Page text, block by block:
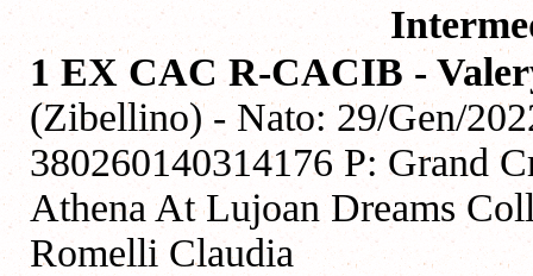
1 EX CAC R-CACIB -
(Zibellino) - Nato: 29/Gen/
380260140314176 P: Grand
Athena At Lujoan Dreams
Romelli Claudia